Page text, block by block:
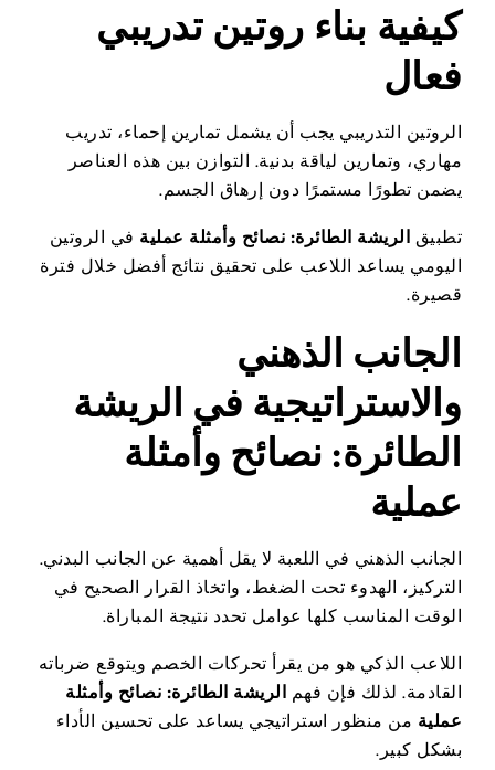
كيفية بناء روتين تدريبي
فعال
الروتين التدريبي يجب أن يشمل تمارين إحماء، تدريب
مهاري، وتمارين لياقة بدنية. التوازن بين هذه العناصر
يضمن تطورًا مستمرًا دون إرهاق الجسم.
تطبيق الريشة الطائرة: نصائح وأمثلة عملية في الروتين
اليومي يساعد اللاعب على تحقيق نتائج أفضل خلال فترة
قصيرة.
الجانب الذهني
والاستراتيجية في الريشة
الطائرة: نصائح وأمثلة
عملية
الجانب الذهني في اللعبة لا يقل أهمية عن الجانب البدني.
التركيز، الهدوء تحت الضغط، واتخاذ القرار الصحيح في
الوقت المناسب كلها عوامل تحدد نتيجة المباراة.
اللاعب الذكي هو من يقرأ تحركات الخصم ويتوقع ضرباته
القادمة. لذلك فإن فهم الريشة الطائرة: نصائح وأمثلة
عملية من منظور استراتيجي يساعد على تحسين الأداء
بشكل كبير.